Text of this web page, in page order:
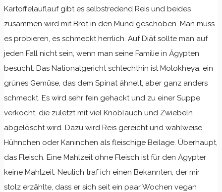
Kartoffelauflauf gibt es selbstredend Reis und beides
zusammen wird mit Brot in den Mund geschoben. Man muss
es probieren, es schmeckt herrlich. Auf Diät sollte man auf
jeden Fall nicht sein, wenn man seine Familie in Ägypten
besucht. Das Nationalgericht schlechthin ist Molokheya, ein
grünes Gemüse, das dem Spinat ähnelt, aber ganz anders
schmeckt. Es wird sehr fein gehackt und zu einer Suppe
verkocht, die zuletzt mit viel Knoblauch und Zwiebeln
abgelöscht wird. Dazu wird Reis gereicht und wahlweise
Hühnchen oder Kaninchen als fleischige Beilage. Überhaupt,
das Fleisch. Eine Mahlzeit ohne Fleisch ist für den Ägypter
keine Mahlzeit. Neulich traf ich einen Bekannten, der mir
stolz erzählte, dass er sich seit ein paar Wochen vegan